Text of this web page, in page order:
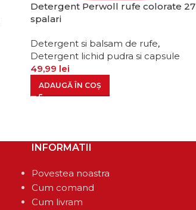
Detergent Perwoll rufe colorate 27
spalari
Detergent si balsam de rufe,
Detergent lichid pudra si capsule
49,99 lei
ADAUGĂ ÎN COȘ
INFORMATII
Povestea noastra
Cum comand
Cum livram